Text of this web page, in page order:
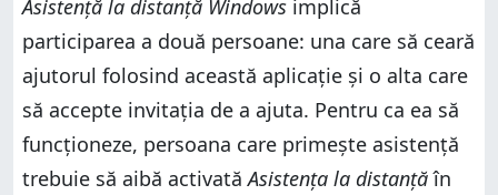
Tu folosești Asistență la distanță Windows pentru
ajuta alți utilizatori?
Asistență la distanță Windows
Tu folosești Asistență la distanță Windows pentru
ajuta alți utilizatori?
Asistență la distanță Windows implică
participarea a două persoane: una care să ceară
ajutorul folosind această aplicație și o alta care
să accepte invitația de a ajuta. Pentru ca ea să
funcționeze, persoana care primește asistență
trebuie să aibă activatăAsistența la distanțăîn